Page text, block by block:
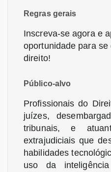
Regras gerais
Inscreva-se agora e
oportunidade para
direito!
Público-alvo
Profissionais do
juízes,
tribunais, e
extrajudiciais que
habilidades
uso da